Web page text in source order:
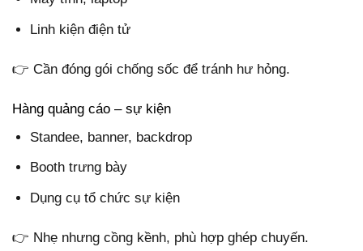
Linh kiện điện tử
👉 Cần đóng gói chống sốc để tránh hư hỏng.
Hàng quảng cáo – sự kiện
Standee, banner, backdrop
Booth trưng bày
Dụng cụ tổ chức sự kiện
👉 Nhẹ nhưng cồng kềnh, phù hợp ghép chuyến.